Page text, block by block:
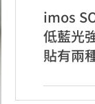
imos
低藍光
貼有兩